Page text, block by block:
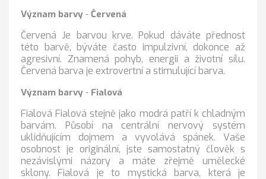
Význam barvy - Červená
Červená Je barvou krve. Pokud dáváte přednost
této barvě, býváte často impulzivní, dokonce až
agresivní. Znamená pohyb, energii a životní sílu.
Červená barva je extrovertní a stimulující barva.
Význam barvy - Fialová
Fialová Fialová stejně jako modrá patří k chladným
barvám. Působí na centrální nervový systém
uklidňujícím dojmem a vyvolává spánek. Vaše
osobnost je originální, jste samostatný člověk s
nezávislými názory a máte zřejmě umělecké
sklony. Fialová je to mystická barva, která je